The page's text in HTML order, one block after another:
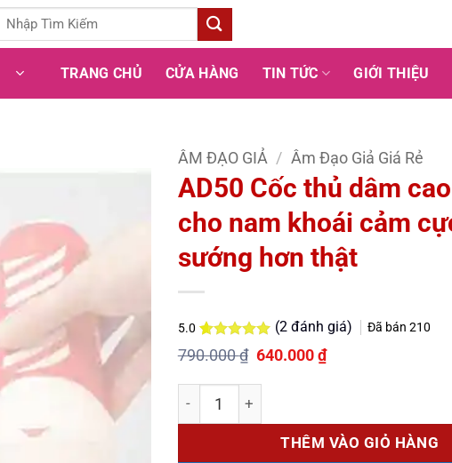
Tìm
TRANG CHỦ CỬA HÀNG TIN TỨC GIỚI THIỆU
ÂM ĐẠO GIẢ / Âm Đạo Giả Giá Rẻ
AD50 Cốc thủ dâm
cho nam khoái cảm
sướng hơn thật
5.0
5.0trên 5
dựa trên
2
(2đánh giá) Đã bán 210
790.000₫ Giá
là:
640.000₫Giá
hiện
THÊM VÀO GIỎ HÀNG